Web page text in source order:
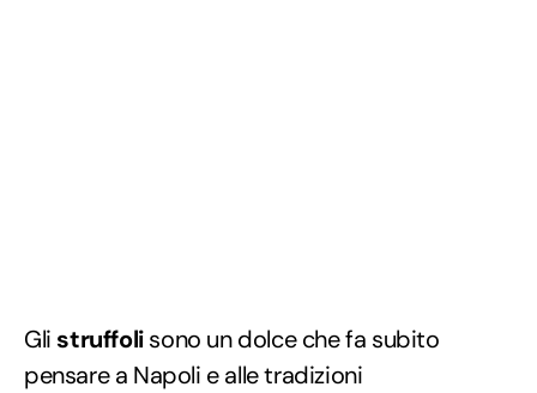
Gli struffolisono un dolce che fa subito
pensare a Napoli e alle tradizioni